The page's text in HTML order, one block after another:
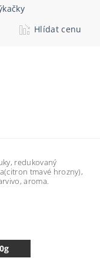
Hlídat cenu
redukovaný
tmavé hrozny),
aroma.